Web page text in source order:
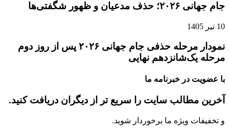
جام جهانی ۲۰۲۶؛ حذف مدعیان و ظهور شگفتی‌ها
10 تیر 1405
نمودار مرحله حذفی جام جهانی ۲۰۲۶ پس از روز دوم
مرحله یک‌شانزدهم نهایی
با عضویت در خبرنامه ما
آخرین مطالب سایت را سریع تر از دیگران دریافت کنید.
و تخفیفات ویژه ما برخوردار شوید.